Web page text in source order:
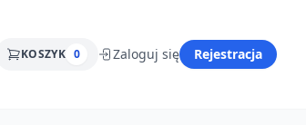
KOSZYK 0 Zaloguj się Rejestracja